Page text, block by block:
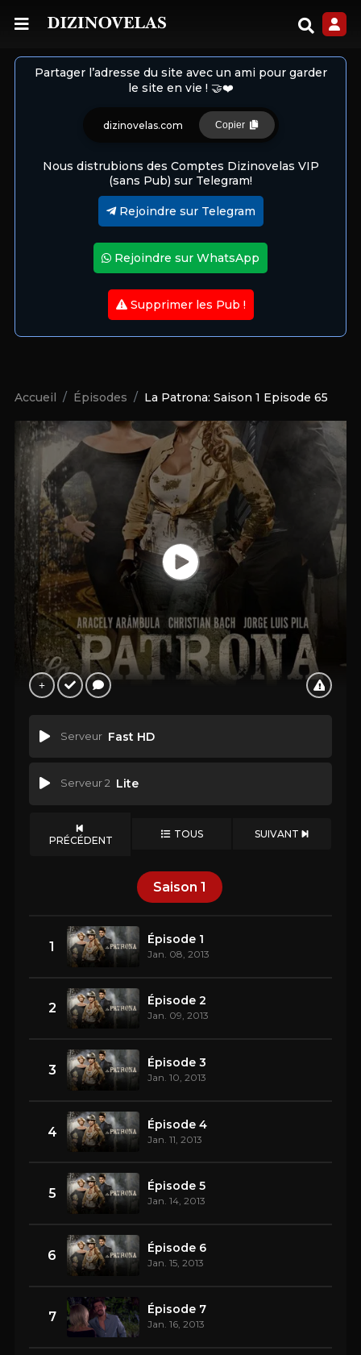
Partager l’adresse du site avec un ami pour garder
le site en vie ! 🤝❤️
dizinovelas.com Copier
Nous distrubions des Comptes Dizinovelas VIP
(sans Pub) sur Telegram!
Rejoindre sur Telegram
Rejoindre sur WhatsApp
Supprimer les Pub !
Accueil Épisodes La Patrona: Saison 1 Episode 65
Serveur Fast HD
Serveur 2 Lite
PRÉCÉDENT TOUS SUIVANT
Saison 1
1 Épisode 1
Jan. 08, 2013
2 Épisode 2
Jan. 09, 2013
3 Épisode 3
Jan. 10, 2013
4 Épisode 4
Jan. 11, 2013
5 Épisode 5
Jan. 14, 2013
6 Épisode 6
Jan. 15, 2013
7 Épisode 7
Jan. 16, 2013